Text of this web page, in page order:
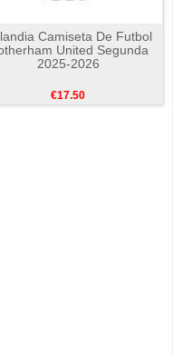
Camiseta De Futbol
United Segunda
2025-2026
€17.50